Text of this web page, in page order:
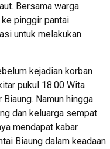
Bersama warga
pinggir pantai
untuk melakukan
kejadian korban
pukul 18.00 Wita
Namun hingga
dan keluarga sempat
mendapat kabar
Biaung dalam keadaan